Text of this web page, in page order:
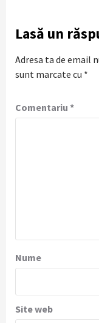
Lasă un
Adresa ta de email
sunt marcate cu *
Comentariu *
Nume
Site web